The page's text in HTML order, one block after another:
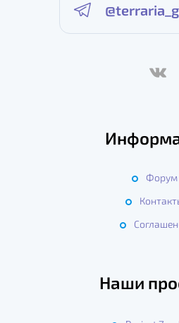
Форум
Наши